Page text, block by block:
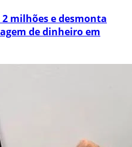
milhões e desmonta
de dinheiro em